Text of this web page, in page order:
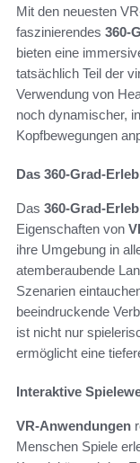
Mit den neuesten
faszinierendes 360-
bieten eine
tatsächlich Teil der
Verwendung von
noch dynamischer,
Kopfbewegungen
Das 360-Grad-
Das 360-Grad-
Eigenschaften von
ihre Umgebung in
atemberaubende
Szenarien
beeindruckende
ist nicht nur
ermöglicht eine
Interaktive
VR-Anwendungen
Menschen Spiele